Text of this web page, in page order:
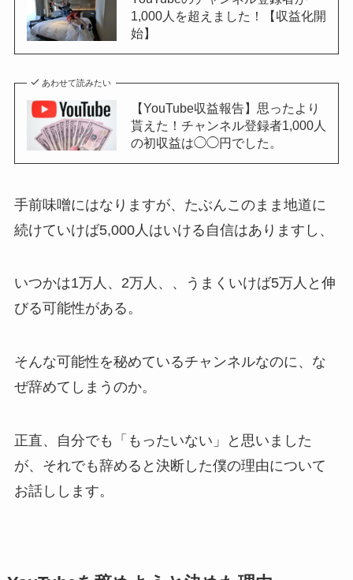
1,000人を超えました！【収益化開
始】
あわせて読みたい
【YouTube収益報告】思ったより
貰えた！チャンネル登録者1,000人
の初収益は◯◯円でした。
手前味噌にはなりますが、たぶんこのまま地道に
続けていけば5,000人はいける自信はありますし、
いつかは1万人、2万人、、うまくいけば5万人と伸
びる可能性がある。
そんな可能性を秘めているチャンネルなのに、な
ぜ辞めてしまうのか。
正直、自分でも「もったいない」と思いました
が、それでも辞めると決断した僕の理由について
お話しします。